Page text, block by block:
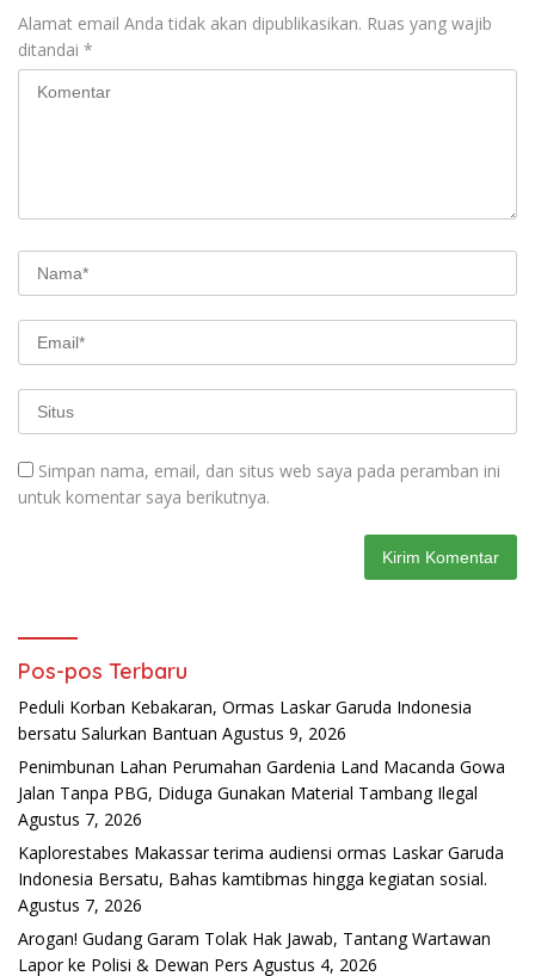
Alamat email Anda tidak akan dipublikasikan. Ruas yang wajib
ditandai *
Simpan nama, email, dan situs web saya pada peramban ini
untuk komentar saya berikutnya.
Pos-pos Terbaru
Peduli Korban Kebakaran, Ormas Laskar Garuda Indonesia
bersatu Salurkan Bantuan Agustus 9, 2026
Penimbunan Lahan Perumahan Gardenia Land Macanda Gowa
Jalan Tanpa PBG, Diduga Gunakan Material Tambang Ilegal
Agustus 7, 2026
Kaplorestabes Makassar terima audiensi ormas Laskar Garuda
Indonesia Bersatu, Bahas kamtibmas hingga kegiatan sosial.
Agustus 7, 2026
Arogan! Gudang Garam Tolak Hak Jawab, Tantang Wartawan
Lapor ke Polisi & Dewan Pers Agustus 4, 2026